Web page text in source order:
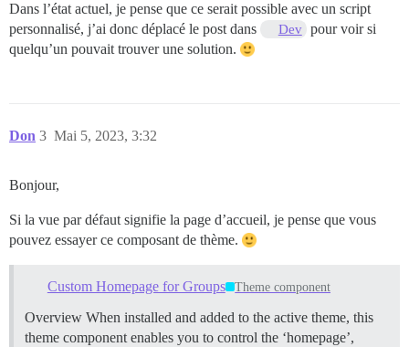
Dans l’état actuel, je pense que ce serait possible avec un script
personnalisé, j’ai donc déplacé le post dans
Dev pour voir si
quelqu’un pouvait trouver une solution.
Don Mai 5, 2023, 3:32
3
Bonjour,
Si la vue par défaut signifie la page d’accueil, je pense que vous
pouvez essayer ce composant de thème.
Custom Homepage for Groups Theme component
Overview When installed and added to the active theme, this
theme component enables you to control the ‘homepage’,